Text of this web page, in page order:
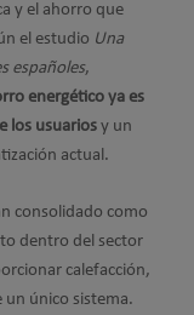
y el ahorro que
el estudio Una
españoles,
energético ya es
los usuarios y un
actual.
consolidado como
dentro del sector
calefacción,
un único sistema.